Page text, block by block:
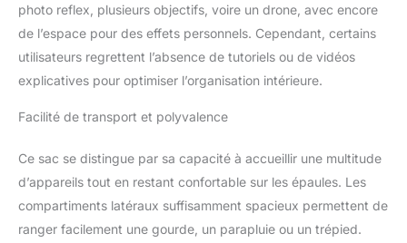
photo reflex, plusieurs objectifs, voire un drone, avec encore
de l’espace pour des effets personnels. Cependant, certains
utilisateurs regrettent l’absence de tutoriels ou de vidéos
explicatives pour optimiser l’organisation intérieure.
Facilité de transport et polyvalence
Ce sac se distingue par sa capacité à accueillir une multitude
d’appareils tout en restant confortable sur les épaules. Les
compartiments latéraux suffisamment spacieux permettent de
ranger facilement une gourde, un parapluie ou un trépied.